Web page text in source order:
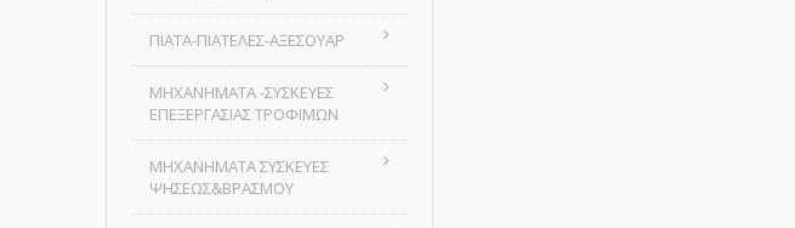
ΠΙΑΤΑ-ΠΙΑΤΕΛΕΣ-ΑΞΕΣΟΥΑΡ
ΜΗΧΑΝΗΜΑΤΑ -ΣΥΣΚΕΥΕΣ
ΕΠΕΞΕΡΓΑΣΙΑΣ ΤΡΟΦΙΜΩΝ
ΜΗΧΑΝΗΜΑΤΑ ΣΥΣΚΕΥΕΣ
ΨΗΣΕΩΣ&ΒΡΑΣΜΟΥ